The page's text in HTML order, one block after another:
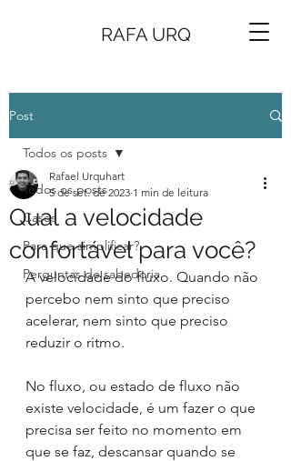
RAFA URQ
Post
Todos os posts
Cases
Para que simplificar?
Perguntas de sabedoria
Todos os posts
Qual a velocidade
confortável para você?
Rafael Urquhart
5 de set. de 2023 1 min de leitura
A velocidade do fluxo. Quando não
percebo nem sinto que preciso
acelerar, nem sinto que preciso
reduzir o ritmo.
No fluxo, ou estado de fluxo não
existe velocidade, é um fazer o que
precisa ser feito no momento em
que se faz, descansar quando se